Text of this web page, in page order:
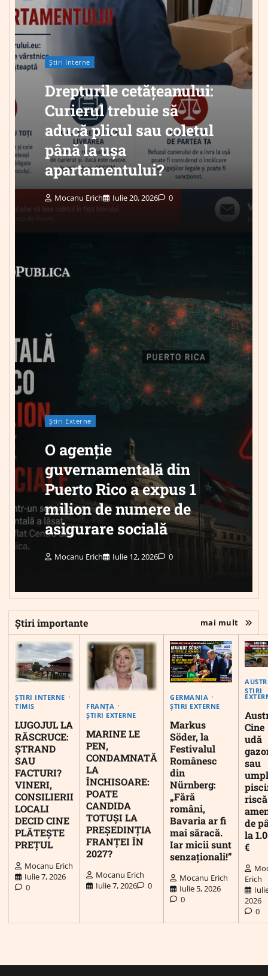
Știri Interne
Drepturile cetățeanului:
Curierul trebuie să
aducă plicul sau coletul
până la ușa
apartamentului?
Mocanu Erich Iulie 20, 2026 0
Știri Externe
O agenție
guvernamentală din
Puerto Rico a expus 1
milion de numere de
asigurare socială
Mocanu Erich Iulie 12, 2026 0
Știri importante mai mult
ȘTIRI INTERNE
TIMIS
LUGOJUL LA
RĂSCRUCE:
ȘTRAND
SAU
FACTURI?
VINERI,
CONSILIERII
LOCALI
DECID CINE
PLĂTEȘTE
PREȚUL
Mocanu Erich
Iulie 7, 2026
0
FRANȚA
ȘTIRI EXTERNE
MARINE LE
PEN,
CONDAMNATĂ
LA
ÎNCHISOARE:
POATE
CANDIDA
TOTUȘI LA
PREȘEDINȚIA
FRANȚEI ÎN
2027?
Mocanu Erich
Iulie 7, 2026
0
GERMANIA
ȘTIRI EXTERNE
Markus
Söder, la
Festivalul
Românesc
din
Nürnberg:
„Fără
români,
Bavaria ar fi
mai săracă.
Iar micii sunt
senzaționali!”
Mocanu Erich
Iulie 5, 2026
0
ȘTIRI
Cine
udă
sau
riscă
de
la
€
Erich
2026
0